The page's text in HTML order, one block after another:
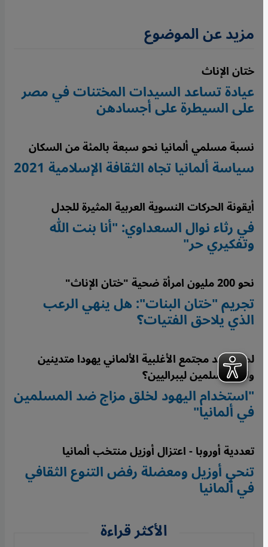
مزيد عن الموضوع
ختان الإناث
عيادة تساعد السيدات المختنات في مصر
على السيطرة على أجسادهن
نسبة مسلمي ألمانيا نحو سبعة بالمئة من السكان
سياسة ألمانيا تجاه الثقافة الإسلامية 2021
أيقونة الحركات النسوية العربية المثيرة للجدل
في رثاء نوال السعداوي: "أنا بنت الله
وتفكيري حر"
نحو 200 مليون امرأة ضحية "ختان الإناث"
تجريم "ختان البنات": هل ينهي الرعب
الذي يلاحق الفتيات؟
لماذا يريد مجتمع الأغلبية الألماني يهودا متدينين
ولكن مسلمين ليبراليين؟
"استخدام اليهود لخلق مزاج ضد المسلمين
في ألمانيا"
تعددية أوروبا - اعتزال أوزيل منتخب ألمانيا
تنحي أوزيل ومعضلة رفض التنوع الثقافي
في ألمانيا
الأكثر قراءة